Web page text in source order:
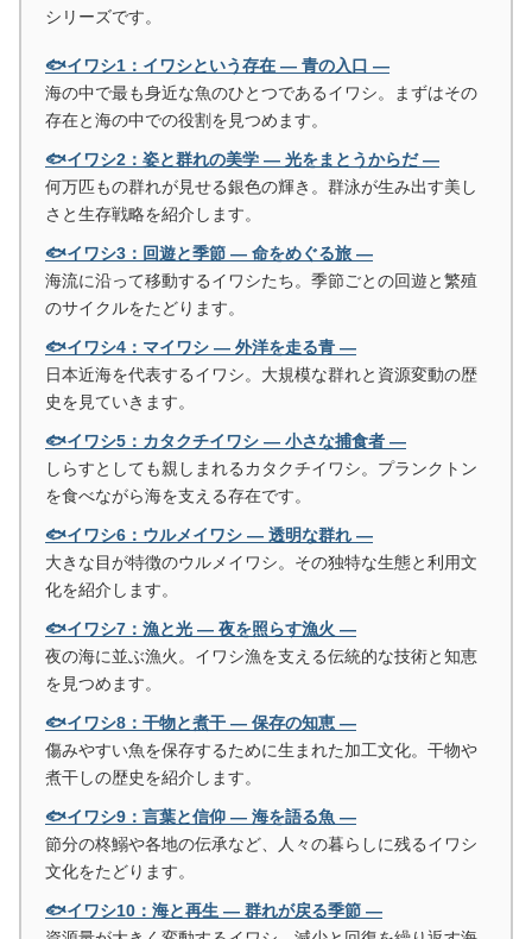
シリーズです。
🐟イワシ1：イワシという存在 ― 青の入口 ―
海の中で最も身近な魚のひとつであるイワシ。まずはその
存在と海の中での役割を見つめます。
🐟イワシ2：姿と群れの美学 ― 光をまとうからだ ―
何万匹もの群れが見せる銀色の輝き。群泳が生み出す美し
さと生存戦略を紹介します。
🐟イワシ3：回遊と季節 ― 命をめぐる旅 ―
海流に沿って移動するイワシたち。季節ごとの回遊と繁殖
のサイクルをたどります。
🐟イワシ4：マイワシ ― 外洋を走る青 ―
日本近海を代表するイワシ。大規模な群れと資源変動の歴
史を見ていきます。
🐟イワシ5：カタクチイワシ ― 小さな捕食者 ―
しらすとしても親しまれるカタクチイワシ。プランクトン
を食べながら海を支える存在です。
🐟イワシ6：ウルメイワシ ― 透明な群れ ―
大きな目が特徴のウルメイワシ。その独特な生態と利用文
化を紹介します。
🐟イワシ7：漁と光 ― 夜を照らす漁火 ―
夜の海に並ぶ漁火。イワシ漁を支える伝統的な技術と知恵
を見つめます。
🐟イワシ8：干物と煮干 ― 保存の知恵 ―
傷みやすい魚を保存するために生まれた加工文化。干物や
煮干しの歴史を紹介します。
🐟イワシ9：言葉と信仰 ― 海を語る魚 ―
節分の柊鰯や各地の伝承など、人々の暮らしに残るイワシ
文化をたどります。
🐟イワシ10：海と再生 ― 群れが戻る季節 ―